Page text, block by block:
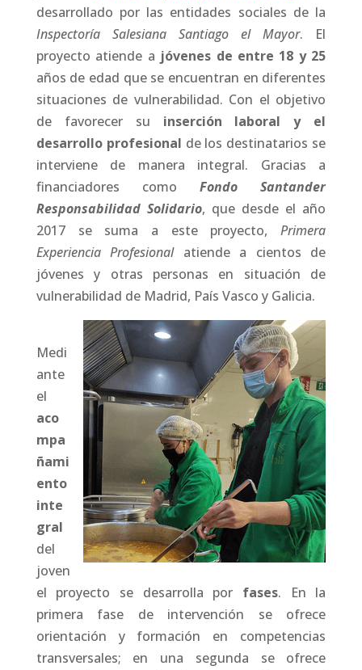
desarrollado por las entidades sociales de la
Inspectoría Salesiana Santiago el Mayor. El
proyecto atiende a jóvenes de entre 18 y 25
años de edad que se encuentran en diferentes
situaciones de vulnerabilidad. Con el objetivo
de favorecer su inserción laboral y el
desarrollo profesional de los destinatarios se
interviene de manera integral. Gracias a
financiadores comoFondo Santander
Responsabilidad Solidario, que desde el año
2017 se suma a este proyecto,Primera
Experiencia Profesionalatiende a cientos de
jóvenes y otras personas en situación de
vulnerabilidad de Madrid, País Vasco y Galicia.
Medi
ante
el
aco
mpa
ñami
ento
inte
gral
del
joven
el proyecto se desarrolla por fases. En la
primera fase de intervención se ofrece
orientación y formación en competencias
transversales; en una segunda se ofrece